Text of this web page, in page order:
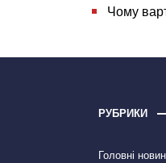
Чому
РУБРИКИ
Головні